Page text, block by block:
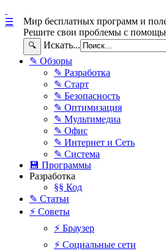
Мир бесплатных программ и
Решите свои проблемы с
🔍 Искать...
☰
✎ Обзоры
✎ Разработка
✎ Старт
✎ Безопасность
✎ Оптимизация
✎ Мультимедиа
✎ Офис
✎ Интернет и Сеть
✎ Система
💾 Программы
Разработка
§§ Код
✎ Статьи
⚡ Советы
⚡ Браузер
⚡ Социальные сети